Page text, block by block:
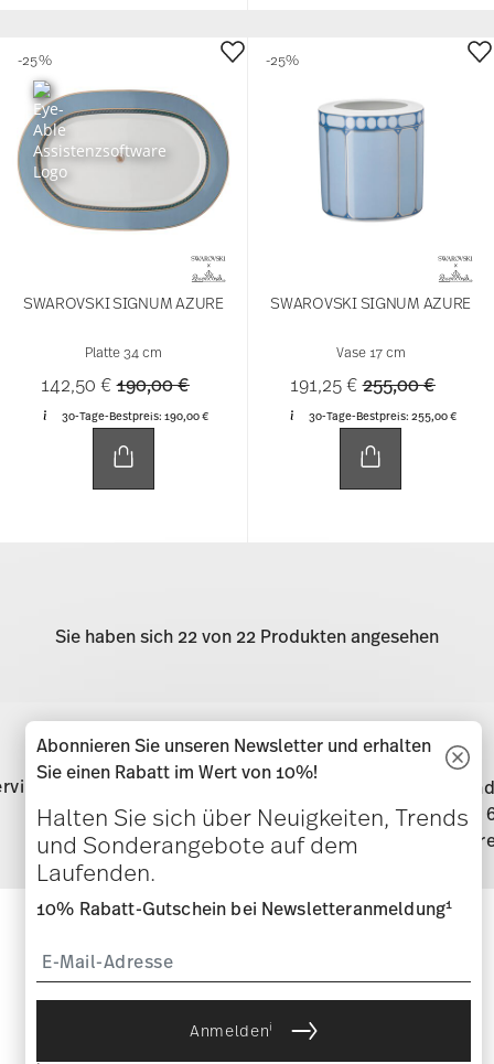
SWAROVSKI SIGNUM AZURE
Platte 34 cm
142,50 €Price reduced from
190,00 €to
30-Tage-Bestpreis: 190,00 €
-25%
SWAROVSKI SIGNUM AZURE
Vase 17 cm
191,25 €Price reduced
255,00 €to
30-Tage-Bestpreis: 255,00 €
-25%
Sie haben sich 22 von 22 Produkten angesehen
Footer
Direkt vom Hersteller
Halten Sie sich über Neuigkeiten,
Trends und Sonderangebote auf
dem Laufenden.
Abonnieren Sie unseren Newsletter und erhalten
Sie einen Rabatt im Wert von 10%!
Halten Sie sich über Neuigkeiten, Trends
und Sonderangebote auf dem
Laufenden.
10% Rabatt-Gutschein bei Newsletteranmeldung1
Anmeldeni